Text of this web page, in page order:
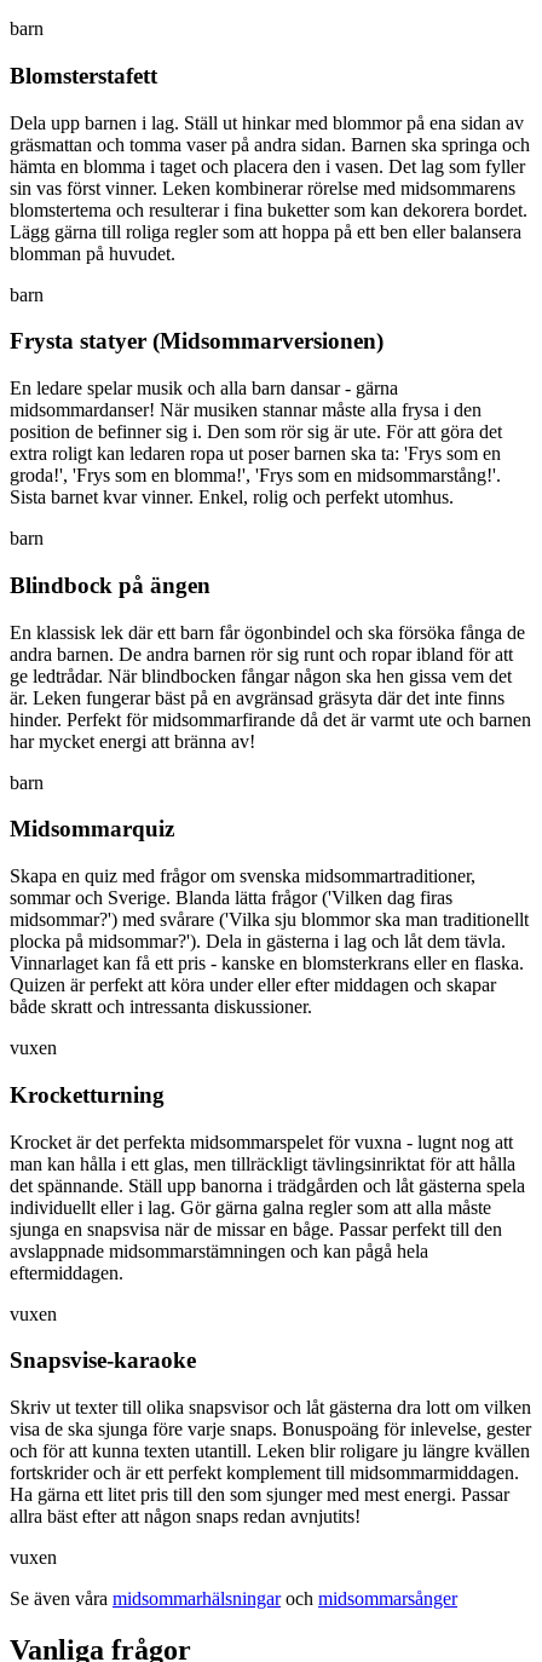
barn
Blomsterstafett
Dela upp barnen i lag. Ställ ut hinkar med blommor på ena sidan av
gräsmattan och tomma vaser på andra sidan. Barnen ska springa och
hämta en blomma i taget och placera den i vasen. Det lag som fyller
sin vas först vinner. Leken kombinerar rörelse med midsommarens
blomstertema och resulterar i fina buketter som kan dekorera bordet.
Lägg gärna till roliga regler som att hoppa på ett ben eller balansera
blomman på huvudet.
barn
Frysta statyer (Midsommarversionen)
En ledare spelar musik och alla barn dansar - gärna
midsommardanser! När musiken stannar måste alla frysa i den
position de befinner sig i. Den som rör sig är ute. För att göra det
extra roligt kan ledaren ropa ut poser barnen ska ta: 'Frys som en
groda!', 'Frys som en blomma!', 'Frys som en midsommarstång!'.
Sista barnet kvar vinner. Enkel, rolig och perfekt utomhus.
barn
Blindbock på ängen
En klassisk lek där ett barn får ögonbindel och ska försöka fånga de
andra barnen. De andra barnen rör sig runt och ropar ibland för att
ge ledtrådar. När blindbocken fångar någon ska hen gissa vem det
är. Leken fungerar bäst på en avgränsad gräsyta där det inte finns
hinder. Perfekt för midsommarfirande då det är varmt ute och barnen
har mycket energi att bränna av!
barn
Midsommarquiz
Skapa en quiz med frågor om svenska midsommartraditioner,
sommar och Sverige. Blanda lätta frågor ('Vilken dag firas
midsommar?') med svårare ('Vilka sju blommor ska man traditionellt
plocka på midsommar?'). Dela in gästerna i lag och låt dem tävla.
Vinnarlaget kan få ett pris - kanske en blomsterkrans eller en flaska.
Quizen är perfekt att köra under eller efter middagen och skapar
både skratt och intressanta diskussioner.
vuxen
Krocketturning
Krocket är det perfekta midsommarspelet för vuxna - lugnt nog att
man kan hålla i ett glas, men tillräckligt tävlingsinriktat för att hålla
det spännande. Ställ upp banorna i trädgården och låt gästerna spela
individuellt eller i lag. Gör gärna galna regler som att alla måste
sjunga en snapsvisa när de missar en båge. Passar perfekt till den
avslappnade midsommarstämningen och kan pågå hela
eftermiddagen.
vuxen
Snapsvise-karaoke
Skriv ut texter till olika snapsvisor och låt gästerna dra lott om vilken
visa de ska sjunga före varje snaps. Bonuspoäng för inlevelse, gester
och för att kunna texten utantill. Leken blir roligare ju längre kvällen
fortskrider och är ett perfekt komplement till midsommarmiddagen.
Ha gärna ett litet pris till den som sjunger med mest energi. Passar
allra bäst efter att någon snaps redan avnjutits!
vuxen
Se även våra midsommarhälsningaroch midsommarsånger
Vanliga frågor